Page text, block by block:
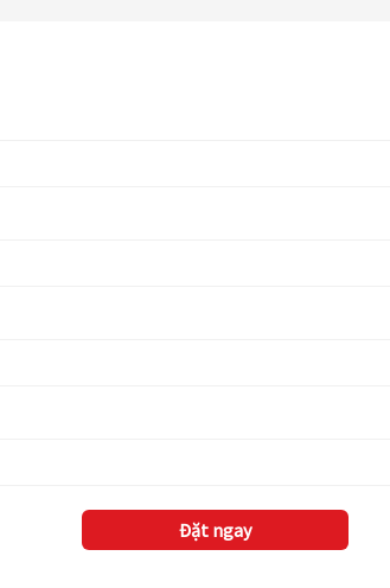
Đặt ngay